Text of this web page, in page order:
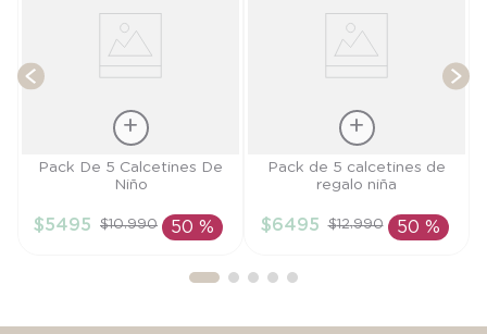
Talla
AÑADIR AL
Pack De 5 Calcetines De
Niño
$5495 $10.990 50 %
Talla
AÑADIR AL
Pack de 5 calcetines de
regalo niña
$6495 $12.990 50 %